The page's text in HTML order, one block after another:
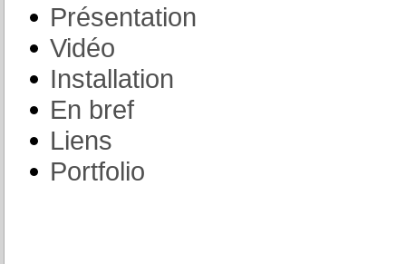
Présentation
Vidéo
Installation
En bref
Liens
Portfolio